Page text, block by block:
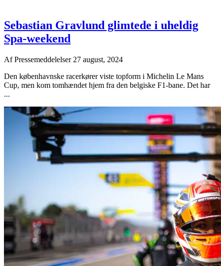
Sebastian Gravlund glimtede i uheldig
Spa-weekend
AfPressemeddelelser 27 august, 2024
Den københavnske racerkører viste topform i Michelin Le Mans
Cup, men kom tomhændet hjem fra den belgiske F1-bane. Det har
...